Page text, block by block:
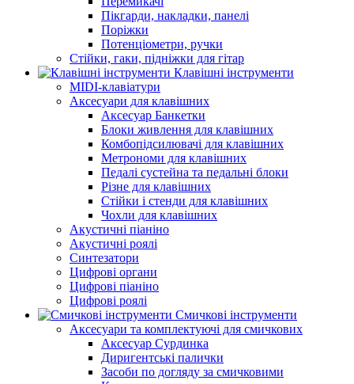
Пікгарди, накладки, панелі
Поріжки
Потенціометри, ручки
Стійки, гаки, підніжки для гітар
Клавішні інструменти
MIDI-клавіатури
Аксесуари для клавішних
Аксесуар Банкетки
Блоки живлення для клавішних
Комбопідсилювачі для клавішних
Метрономи для клавішних
Педалі сустейна та педальні блоки
Різне для клавішних
Стійки і стенди для клавішних
Чохли для клавішних
Акустичні піаніно
Акустичні роялі
Синтезатори
Цифрові органи
Цифрові піаніно
Цифрові роялі
Смичкові інструменти
Аксесуари та комплектуючі для смичкових
Аксесуар Сурдинка
Диригентські палички
Засоби по догляду за смичковими